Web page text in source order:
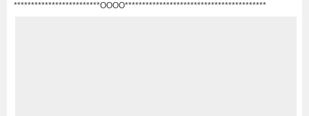
*************************OOOO*****************************************